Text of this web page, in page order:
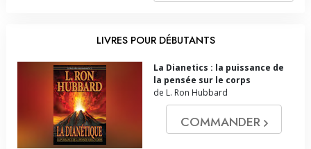
LIVRES POUR DÉBUTANTS
La Dianetics : la puissance de
la pensée sur le corps
de L. Ron Hubbard
COMMANDER